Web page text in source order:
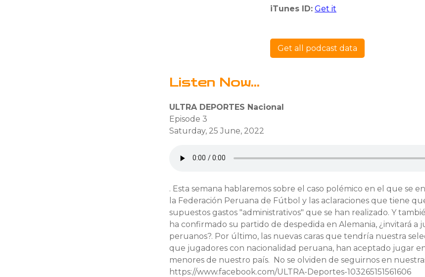
iTunes ID: Get it
Get all podcast data
Listen Now...
ULTRA DEPORTES Nacional
Episode 3
Saturday, 25 June, 2022
. Esta semana hablaremos sobre el caso polémico en el que se
la Federación Peruana de Fútbol y las aclaraciones que tiene
supuestos gastos "administrativos" que se han realizado. Y
ha confirmado su partido de despedida en Alemania, ¿invitará a
peruanos?. Por último, las nuevas caras que tendría nuestra
que jugadores con nacionalidad peruana, han aceptado jugar
menores de nuestro país. No se olviden de seguirnos en
https://www.facebook.com/ULTRA-Deportes-103265151561606